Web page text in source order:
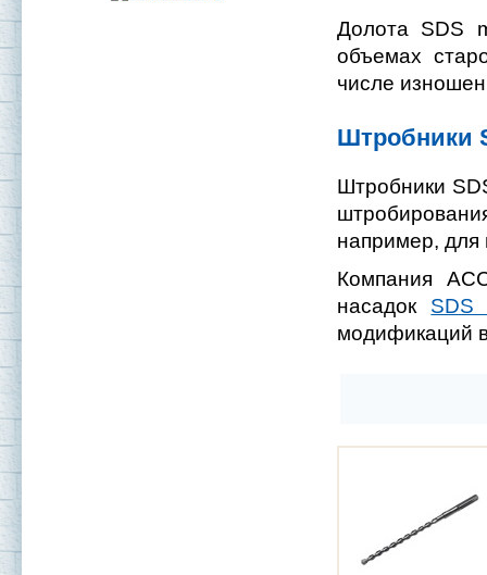
Долота SDS
объемах
числе
Штробники
Штробники
например, для
Компания
насадок SDS
модификаций